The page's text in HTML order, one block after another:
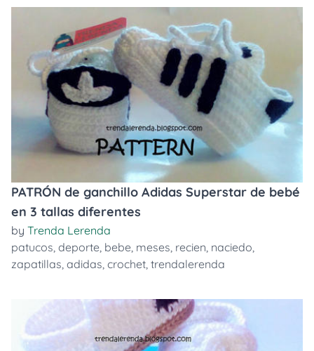
PATRÓN de ganchillo Adidas Superstar de bebé
en 3 tallas diferentes
by Trenda Lerenda
patucos, deporte, bebe, meses, recien, naciedo,
zapatillas, adidas, crochet, trendalerenda